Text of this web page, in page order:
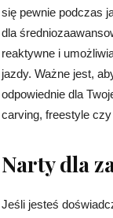
się pewnie podczas
dla
reaktywne i
jazdy. Ważne jest,
odpowiednie dla
carving, freestyle czy
Narty dla
Jeśli jesteś